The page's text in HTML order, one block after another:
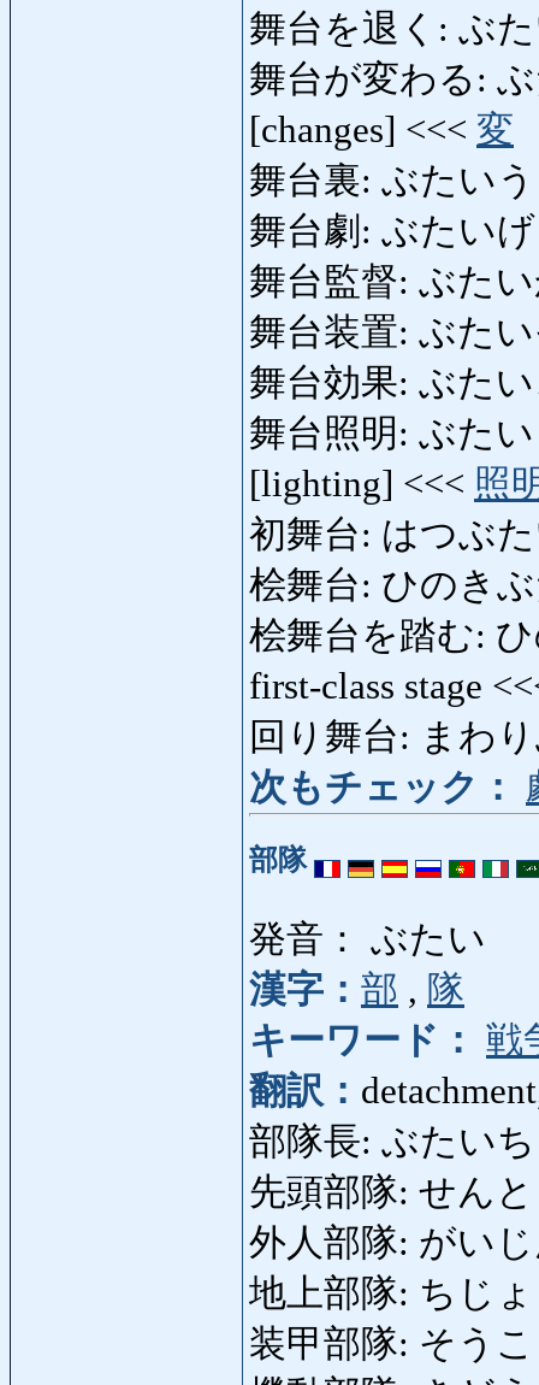
舞台を退く: ぶ
舞台が変わる:
[changes] <<< 変
舞台裏: ぶたい
舞台劇: ぶたい
舞台監督: ぶた
舞台装置: ぶた
舞台効果: ぶた
舞台照明: ぶた
[lighting] <<< 照
初舞台: はつぶ
桧舞台: ひのき
桧舞台を踏む:
first-class stage
回り舞台: まわ
次もチェック：
部隊
発音： ぶたい
漢字： 部 , 隊
キーワード： 戦
翻訳：
部隊長: ぶたい
先頭部隊: せん
外人部隊: がい
地上部隊: ちじ
装甲部隊: そう